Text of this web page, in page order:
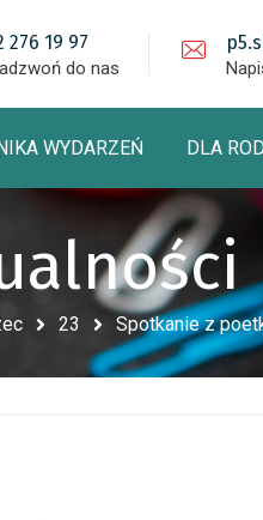
276 19 97
do nas
WYDARZEŃ DLA
23 Spotkanie z